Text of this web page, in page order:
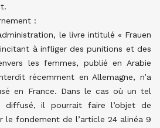
:
le livre intitulé « Frauen
à infliger des punitions et des
les femmes, publié en Arabie
récemment en Allemagne, n’a
en France. Dans le cas où un tel
diffusé, il pourrait faire l’objet de
le fondement de l’article 24 alinéa 9